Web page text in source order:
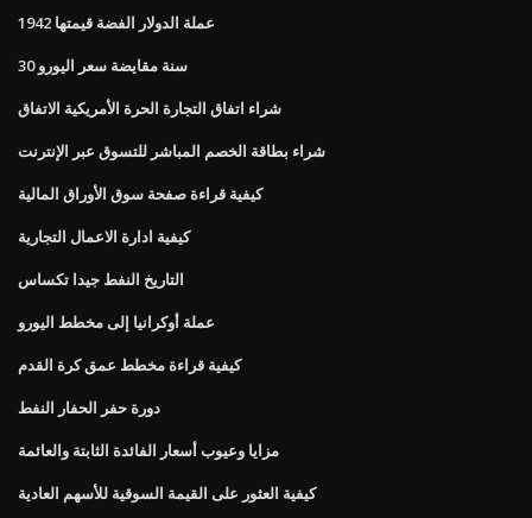
1942 عملة الدولار الفضة قيمتها
30 سنة مقايضة سعر اليورو
شراء اتفاق التجارة الحرة الأمريكية الاتفاق
شراء بطاقة الخصم المباشر للتسوق عبر الإنترنت
كيفية قراءة صفحة سوق الأوراق المالية
كيفية ادارة الاعمال التجارية
التاريخ النفط جيدا تكساس
عملة أوكرانيا إلى مخطط اليورو
كيفية قراءة مخطط عمق كرة القدم
دورة حفر الحفار النفط
مزايا وعيوب أسعار الفائدة الثابتة والعائمة
كيفية العثور على القيمة السوقية للأسهم العادية